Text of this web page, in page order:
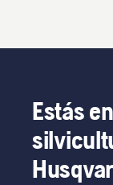
Estás